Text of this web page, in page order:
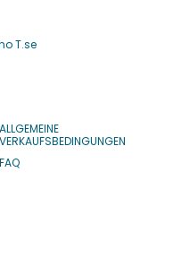
T.se
ALLGEMEINE
VERKAUFSBEDINGUNGEN
FAQ